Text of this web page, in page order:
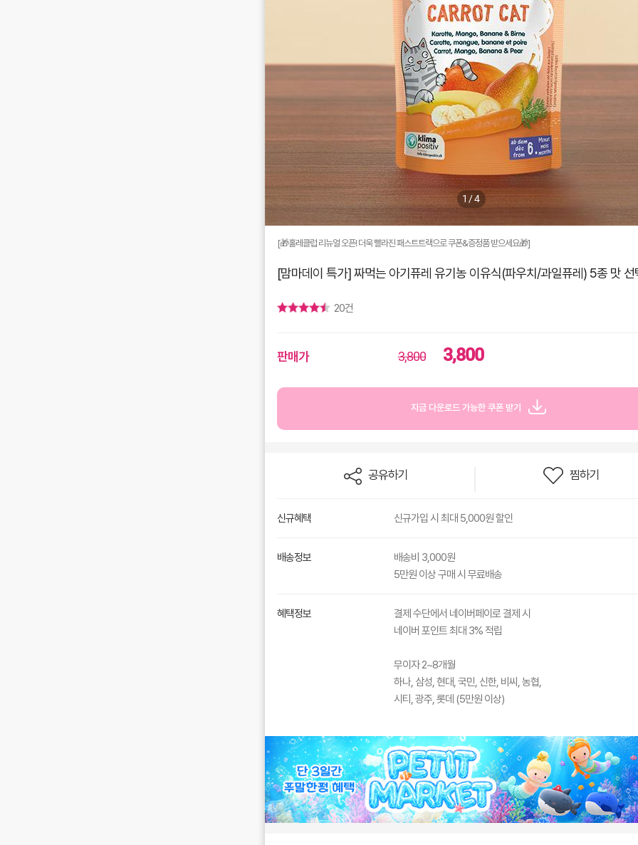
1/4
[🎁홀레클럽 리뉴얼 오픈! 더욱 빨라진 패스트트랙으로 쿠폰&증정품 받으세요🎁]
[맘마데이 특가] 짜먹는 아기퓨레 유기농 이유식(파우치/과일퓨레) 5종 맛 선
20건
판매가 3,800 3,800
지금 다운로드 가능한 쿠폰 받기
공유하기 찜하기
신규혜택 신규가입 시 최대 5,000원 할인
배송정보
배송비 3,000원
5만원 이상 구매 시 무료배송
혜택정보
결제 수단에서 네이버페이로 결제 시
네이버 포인트 최대 3% 적립
무이자 2~8개월
하나, 삼성, 현대, 국민, 신한, 비씨, 농협,
시티, 광주, 롯데 (5만원 이상)